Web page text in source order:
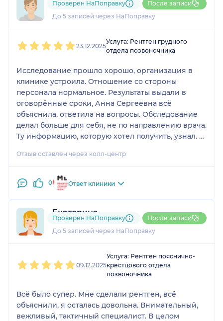
1 отзыв
До 5 записей через НаПоправку
Проверен НаПоправку После записи
23.12.2025
Услуга: Рентген грудного
отдела позвоночника
Исследование прошло хорошо, организация в
клинике устроила. Отношение со стороны
персонала нормальное. Результаты выдали в
оговорённые сроки, Анна Сергеевна всё
объяснила, ответила на вопросы. Обследование
делал больше для себя, не по направлению врача.
Ту информацию, которую хотел получить, узнал. В
Отзыв оставлен через колл-центр
0 Ответ клиники
Екатерина
1 отзыв
До 5 записей через НаПоправку
Проверен НаПоправку После записи
09.12.2025
Услуга: Рентген пояснично-
крестцового отдела
позвоночника
Всё было супер. Мне сделали рентген, всё
объяснили, я осталась довольна. Внимательный,
вежливый, тактичный специалист. В целом